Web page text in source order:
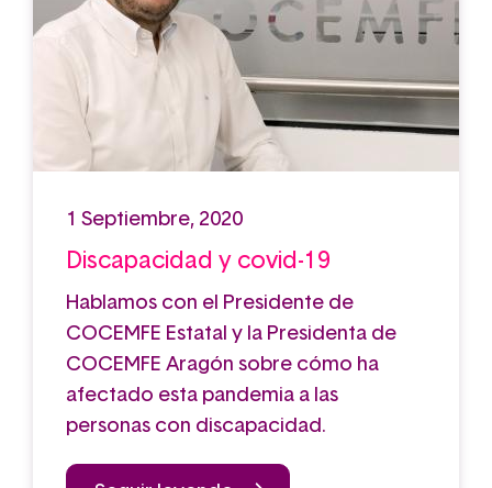
1 Septiembre, 2020
Discapacidad y covid-19
Hablamos con el Presidente de
COCEMFE Estatal y la Presidenta de
COCEMFE Aragón sobre cómo ha
afectado esta pandemia a las
personas con discapacidad.